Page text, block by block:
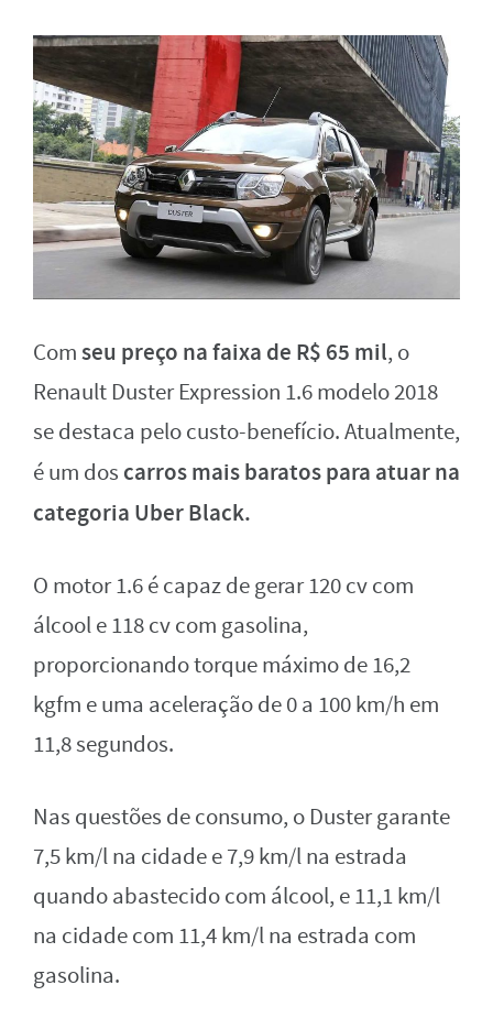
Comseu preço na faixa de R$ 65 mil, o
Renault Duster Expression 1.6 modelo 2018
se destaca pelo custo-benefício. Atualmente,
é um dos carros mais baratos para atuar na
categoria Uber Black.
O motor 1.6 é capaz de gerar 120 cv com
álcool e 118 cv com gasolina,
proporcionando torque máximo de 16,2
kgfm e uma aceleração de 0 a 100 km/h em
11,8 segundos.
Nas questões de consumo, o Duster garante
7,5 km/l na cidade e 7,9 km/l na estrada
quando abastecido com álcool, e 11,1 km/l
na cidade com 11,4 km/l na estrada com
gasolina.